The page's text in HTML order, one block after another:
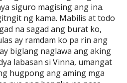
siguro magising ang ina.
ng kama. Mabilis at todo
na sagad ang burat ko,
ay ramdam ko pa rin ang
biglang naglawa ang aking
labasan si Vinna, umangat
hugpong ang aming mga